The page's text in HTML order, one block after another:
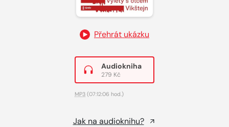
Přehrát ukázku
Audiokniha
279 Kč
MP3 (07:12:06 hod.)
Jak na audioknihu?